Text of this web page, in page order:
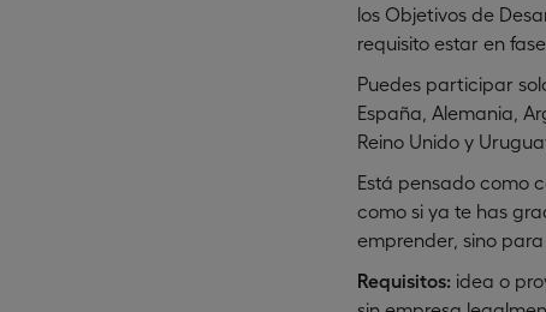
los Objetivos de
requisito estar en
Puedes participar
España, Alemania,
Reino Unido y
Está pensado como
como si ya te has
emprender, sino
Requisitos: idea o